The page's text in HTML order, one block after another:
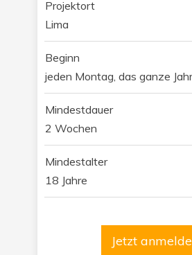
Projektort
Lima
Beginn
jeden Montag, das ganze
Mindestdauer
2 Wochen
Mindestalter
18 Jahre
Jetzt